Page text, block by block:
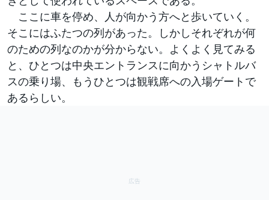
ここに車を停め、人が向かう方へと歩いていく。
そこにはふたつの列があった。しかしそれぞれが何
のための列なのかが分からない。よくよく見てみる
と、ひとつは中央エントランスに向かうシャトルバ
スの乗り場、もうひとつは観戦席への入場ゲートで
あるらしい。